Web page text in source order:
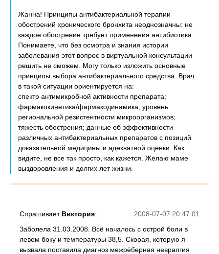
Жанна! Принципы антибактериальной терапии
обострений хронического бронхита неоднозначны: не
каждое обострение требует применения антибиотика.
Понимаете, что без осмотра и знания истории
заболевания этот вопрос в виртуальной консультации
решить не сможем. Могу только изложить основные
принципы выбора антибактериального средства. Врач
в такой ситуации ориентируется на:
спектр антимикробной активности препарата;
фармакокинетика/фармакодинамика; уровень
региональной резистентности микроорганизмов;
тяжесть обострения; данные об эффективности
различных антибактериальных препаратов с позиций
доказательной медицины и адекватной оценки. Как
видите, не все так просто, как кажется. Желаю маме
выздоровления и долгих лет жизни.
2008-07-07 20:47:01
Спрашивает Виктория:
Заболела 31.03.2008. Всё началось с острой боли в
левом боку и температуры 38,5. Скорая, которую я
вызвала поставила диагноз межрёберная невралгия